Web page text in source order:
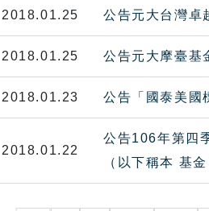
2018.01.25 公告元大台灣卓
2018.01.25 公告元大摩臺基
2018.01.23 公告「國泰美國
2018.01.22
公告106年第四
（以下稱本 基